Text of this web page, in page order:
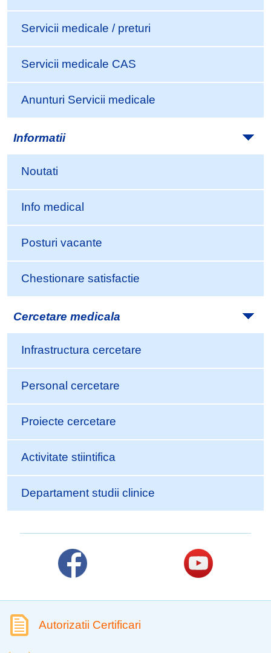
Servicii medicale / preturi
Servicii medicale CAS
Anunturi Servicii medicale
Informatii
Noutati
Info medical
Posturi vacante
Chestionare satisfactie
Cercetare medicala
Infrastructura cercetare
Personal cercetare
Proiecte cercetare
Activitate stiintifica
Departament studii clinice
Autorizatii Certificari